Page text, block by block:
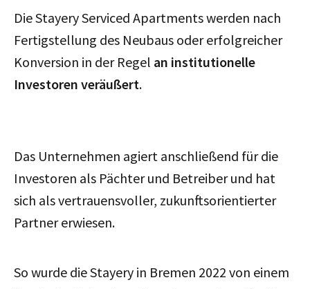
Die Stayery Serviced Apartments werden nach
Fertigstellung des Neubaus oder erfolgreicher
Konversion in der Regel an institutionelle
Investoren veräußert.
Das Unternehmen agiert anschließend für die
Investoren als Pächter und Betreiber und hat
sich als vertrauensvoller, zukunftsorientierter
Partner erwiesen.
So wurde die Stayery in Bremen 2022 von einem